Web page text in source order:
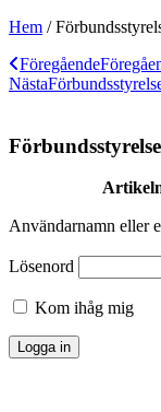
Hem /
Föregående
Nästa
Användarnamn eller
Lösenord
Kom ihåg mig